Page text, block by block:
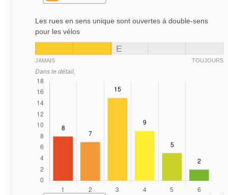
Les rues en sens unique sont ouvertes à double-sens
pour les vélos
E
JAMAIS TOUJOURS
Dans le détail,